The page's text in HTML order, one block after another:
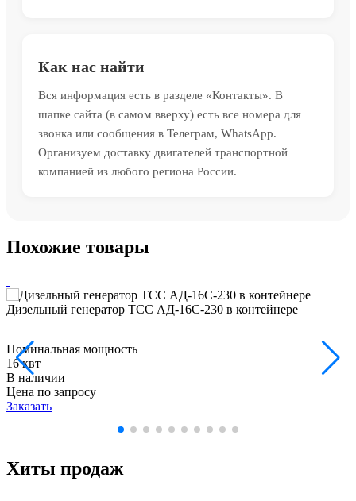
Как нас найти
Вся информация есть в разделе «Контакты». В
шапке сайта (в самом вверху) есть все номера для
звонка или сообщения в Телеграм, WhatsApp.
Организуем доставку двигателей транспортной
компанией из любого региона России.
Похожие товары
Дизельный генератор ТСС АД-16С-230 в контейнере
Номинальная мощность
16 квт
В наличии
Цена по запросу
Заказать
Хиты продаж